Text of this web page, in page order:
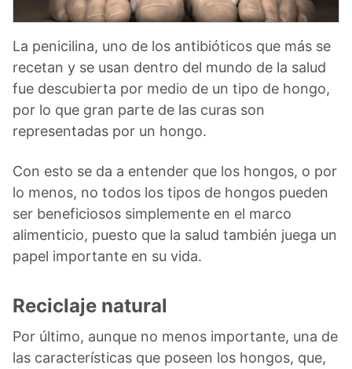
La penicilina, uno de los antibióticos que más se
recetan y se usan dentro del mundo de la salud
fue descubierta por medio de un tipo de hongo,
por lo que gran parte de las curas son
representadas por un hongo.
Con esto se da a entender que los hongos, o por
lo menos, no todos los tipos de hongos pueden
ser beneficiosos simplemente en el marco
alimenticio, puesto que la salud también juega un
papel importante en su vida.
Reciclaje natural
Por último, aunque no menos importante, una de
las características que poseen los hongos, que,